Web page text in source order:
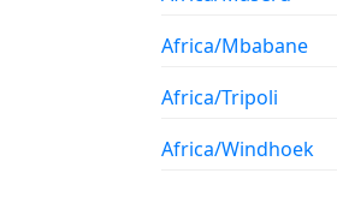
Africa/Mbabane
Africa/Tripoli
Africa/Windhoek